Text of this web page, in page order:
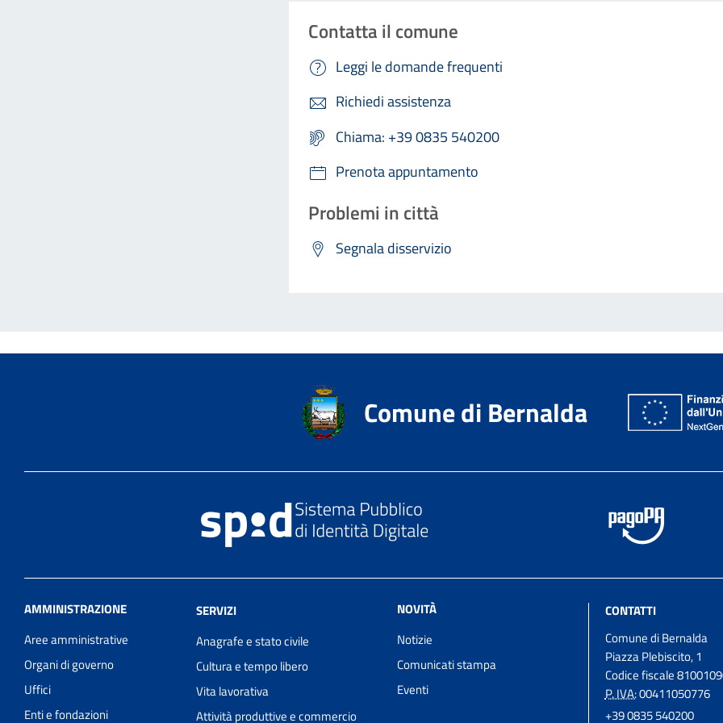
Contatta il comune
Leggi le domande frequenti
Richiedi assistenza
Chiama: +39 0835 540200
Prenota appuntamento
Problemi in città
Segnala disservizio
Comune di Bernalda
AMMINISTRAZIONE
Aree amministrative
Organi di governo
Uffici
Enti e fondazioni
SERVIZI
Anagrafe e stato civile
Cultura e tempo libero
Vita lavorativa
Attività produttive e commercio
NOVITÀ
Notizie
Comunicati stampa
Eventi
CONTATTI
Comune di Bernalda
Piazza Plebiscito, 1
Codice fiscale
P. IVA:00411050776
+39 0835 540200